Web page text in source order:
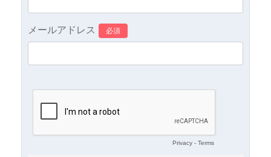
メールアドレス
Privacy - Terms